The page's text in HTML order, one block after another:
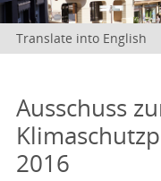
Translate into English
Ausschuss
2016